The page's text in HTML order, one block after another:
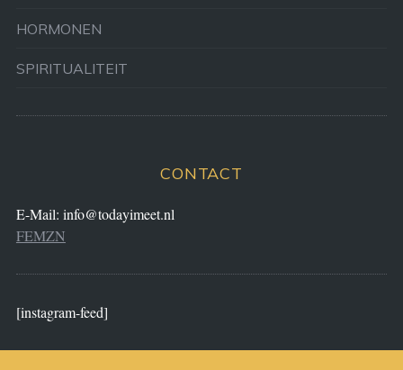
HORMONEN
SPIRITUALITEIT
CONTACT
E-Mail: info@todayimeet.nl
FEMZN
[instagram-feed]